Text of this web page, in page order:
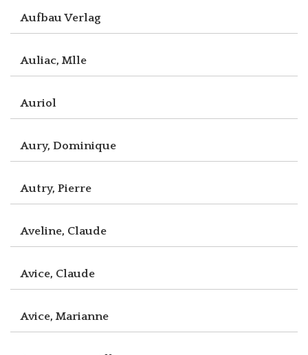
Aufbau Verlag
Auliac, Mlle
Auriol
Aury, Dominique
Autry, Pierre
Aveline, Claude
Avice, Claude
Avice, Marianne